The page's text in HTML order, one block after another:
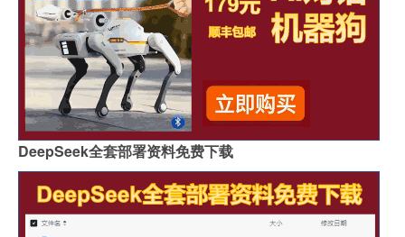
DeepSeek全套部署资料免费下载